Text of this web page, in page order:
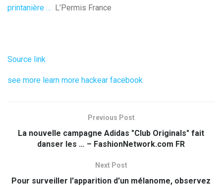
printanière … L’Permis France
Source link
see more learn more hackear facebook
Previous Post
La nouvelle campagne Adidas "Club Originals" fait
danser les … – FashionNetwork.com FR
Next Post
Pour surveiller l'apparition d'un mélanome, observez